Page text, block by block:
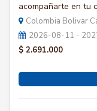
acompañarte en tu
Colombia Bolivar
2026-08-11 -
$ 2.691.000